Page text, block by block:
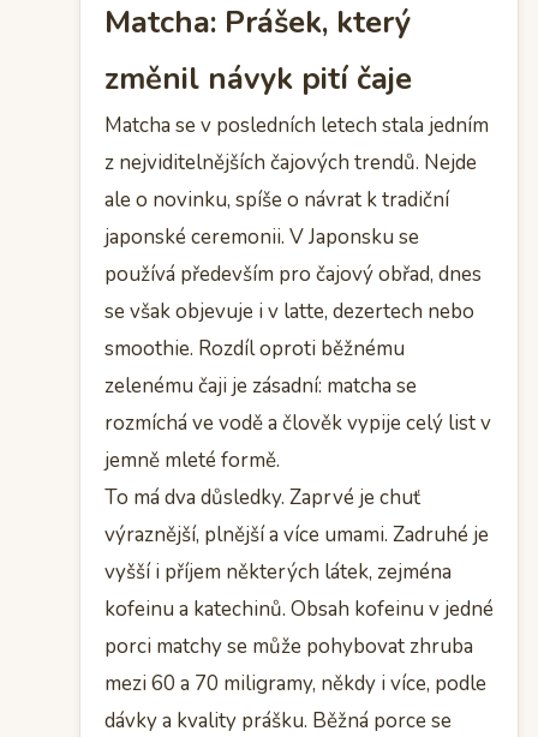
Matcha: Prášek, který
změnil návyk pití čaje
Matcha se v posledních letech stala jedním
z nejviditelnějších čajových trendů. Nejde
ale o novinku, spíše o návrat k tradiční
japonské ceremonii. V Japonsku se
používá především pro čajový obřad, dnes
se však objevuje i v latte, dezertech nebo
smoothie. Rozdíl oproti běžnému
zelenému čaji je zásadní: matcha se
rozmíchá ve vodě a člověk vypije celý list v
jemně mleté formě.
To má dva důsledky. Zaprvé je chuť
výraznější, plnější a více umami. Zadruhé je
vyšší i příjem některých látek, zejména
kofeinu a katechinů. Obsah kofeinu v jedné
porci matchy se může pohybovat zhruba
mezi 60 a 70 miligramy, někdy i více, podle
dávky a kvality prášku. Běžná porce se